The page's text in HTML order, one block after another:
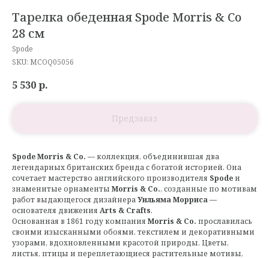
Тарелка обеденная Spode Morris & Co
28 см
Spode
SKU: MCOQ05056
5 530р.
Spode Morris & Co. — коллекция, объединившая два
легендарных британских бренда с богатой историей. Она
сочетает мастерство английского производителя Spode и
знаменитые орнаменты Morris & Co., созданные по мотивам
работ выдающегося дизайнераУильяма Морриса—
основателя движения Arts & Crafts.
Основанная в 1861 году компания Morris & Co. прославилась
своими изысканными обоями, текстилем и декоративными
узорами, вдохновленными красотой природы. Цветы,
листья, птицы и переплетающиеся растительные мотивы,